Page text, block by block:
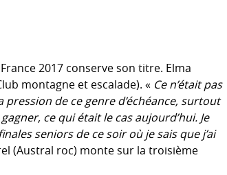
2017 conserve son titre. Elma
montagne et escalade). « Ce n’était pas
de ce genre d’échéance, surtout
ce qui était le cas aujourd’hui. Je
seniors de ce soir où je sais que j’ai
(Austral roc) monte sur la troisième